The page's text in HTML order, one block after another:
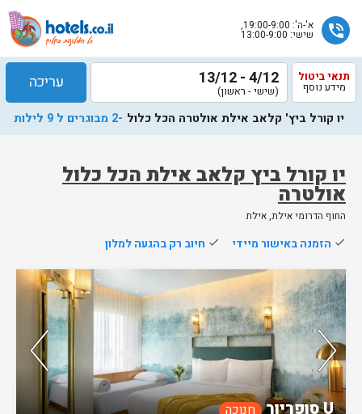
phone_in_talk א'-ה': 19:00-9:00,
שישי: 13:00-9:00
יו קורל ביץ קלאב אילת הכל כלול
אולטרה
החוף הדרומי אילת, אילת
תנאי ביטול
מידע נוסף 4/12 - 13/12
(שישי - ראשון) עריכה
יו קורל ביץ' קלאב אילת אולטרה הכל כלול -2 מבוגרים ל 9 לילות
done הזמנה באישור מיידי done חיוב רק בהגעה למלון
100% מהאורחים ששהו בחדר אהבו אותו
100% מהזוגות ששהו בחדר זה אהבו אותו
נותרו 5 חדרים אחרונים בממשק!
U סופריור
שלח
נציג
יחזור
אליך
בשעות
הפעילות